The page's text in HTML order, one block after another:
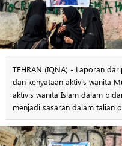
TEHRAN (IQNA) - Laporan
dan kenyataan aktivis wanita
aktivis wanita Islam dalam
menjadi sasaran dalam talian